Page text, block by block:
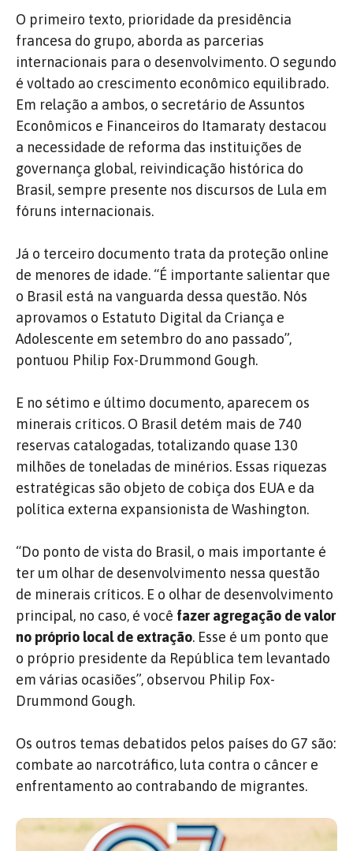
O primeiro texto, prioridade da presidência
francesa do grupo, aborda as parcerias
internacionais para o desenvolvimento. O segundo
é voltado ao crescimento econômico equilibrado.
Em relação a ambos, o secretário de Assuntos
Econômicos e Financeiros do Itamaraty destacou
a necessidade de reforma das instituições de
governança global, reivindicação histórica do
Brasil, sempre presente nos discursos de Lula em
fóruns internacionais.
Já o terceiro documento trata da proteção online
de menores de idade. “É importante salientar que
o Brasil está na vanguarda dessa questão. Nós
aprovamos o Estatuto Digital da Criança e
Adolescente em setembro do ano passado”,
pontuou Philip Fox-Drummond Gough.
E no sétimo e último documento, aparecem os
minerais críticos. O Brasil detém mais de 740
reservas catalogadas, totalizando quase 130
milhões de toneladas de minérios. Essas riquezas
estratégicas são objeto de cobiça dos EUA e da
política externa expansionista de Washington.
“Do ponto de vista do Brasil, o mais importante é
ter um olhar de desenvolvimento nessa questão
de minerais críticos. E o olhar de desenvolvimento
principal, no caso, é você fazer agregação de valor
no próprio local de extração. Esse é um ponto que
o próprio presidente da República tem levantado
em várias ocasiões”, observou Philip Fox-
Drummond Gough.
Os outros temas debatidos pelos países do G7 são:
combate ao narcotráfico, luta contra o câncer e
enfrentamento ao contrabando de migrantes.